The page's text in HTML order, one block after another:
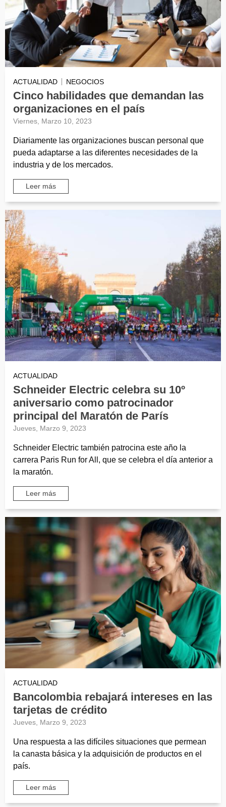
ACTUALIDAD NEGOCIOS
Cinco habilidades que demandan las
organizaciones en el país
Viernes, Marzo 10, 2023
Diariamente las organizaciones buscan personal que
pueda adaptarse a las diferentes necesidades de la
industria y de los mercados.
Leer más
ACTUALIDAD
Schneider Electric celebra su 10º
aniversario como patrocinador
principal del Maratón de París
Jueves, Marzo 9, 2023
Schneider Electric también patrocina este año la
carrera Paris Run for All, que se celebra el día anterior a
la maratón.
Leer más
ACTUALIDAD
Bancolombia rebajará intereses en las
tarjetas de crédito
Jueves, Marzo 9, 2023
Una respuesta a las difíciles situaciones que permean
la canasta básica y la adquisición de productos en el
país.
Leer más